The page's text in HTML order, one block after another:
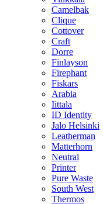
Camelbak
Clique
Cottover
Craft
Dorre
Finlayson
Firephant
Fiskars
Arabia
Iittala
ID Identity
Jalo Helsinki
Leatherman
Matterhorn
Neutral
Printer
Pure Waste
South West
Thermos